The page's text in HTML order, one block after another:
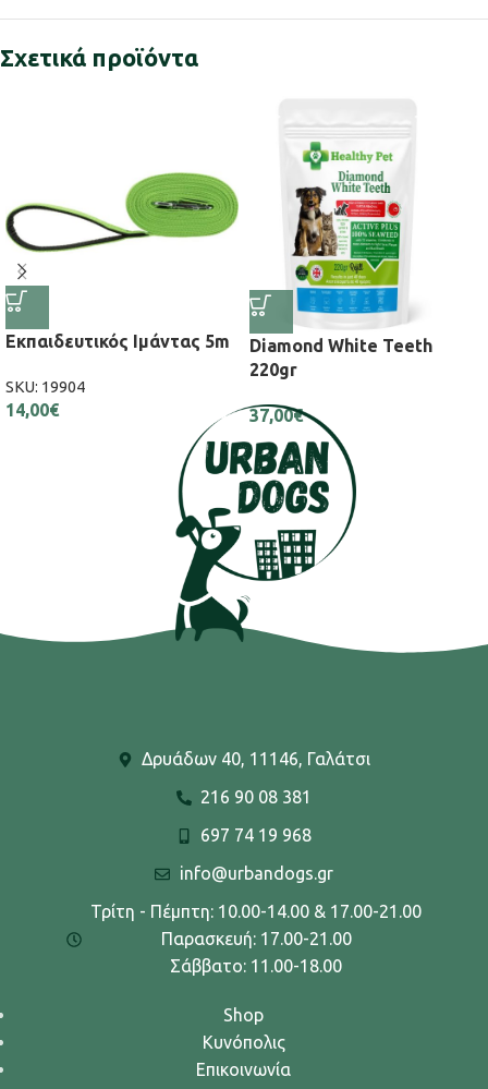
Σχετικά προϊόντα
Εκπαιδευτικός Ιμάντας 5m
SKU: 19904
14,00€
Diamond White Teeth
220gr
37,00€
Δρυάδων 40, 11146, Γαλάτσι
216 90 08 381
697 74 19 968
info@urbandogs.gr
Τρίτη - Πέμπτη: 10.00-14.00 & 17.00-21.00
Παρασκευή: 17.00-21.00
Σάββατο: 11.00-18.00
Shop
Κυνόπολις
Επικοινωνία